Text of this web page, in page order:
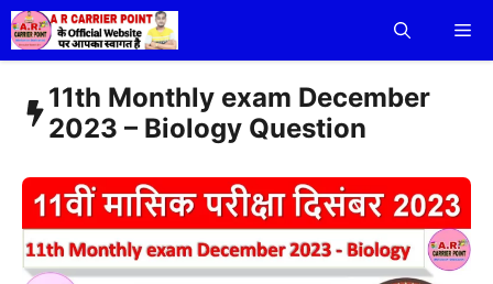
Skip
to
content
11th Monthly exam December
2023 – Biology Question